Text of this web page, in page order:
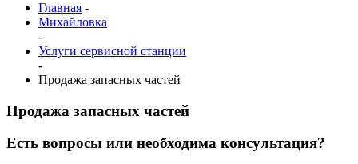
Главная -
Михайловка
-
Услуги сервисной станции
-
Продажа запасных частей
Продажа запасных частей
Есть вопросы или необходима консультация?